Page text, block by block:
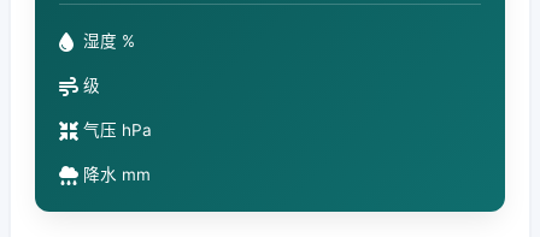
湿度 %
级
气压 hPa
降水 mm